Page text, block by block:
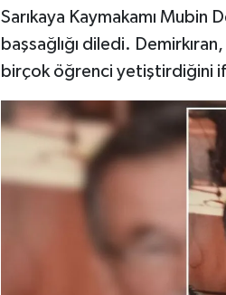
Sarıkaya Kaymakamı Mubin
başsağlığı diledi.
birçok öğrenci yetiştirdiğini